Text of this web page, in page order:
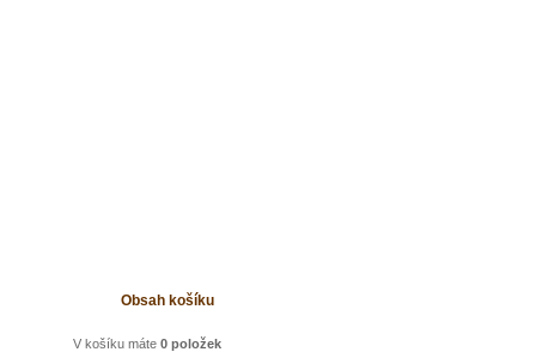
Obsah košíku
V košíku máte 0 položek